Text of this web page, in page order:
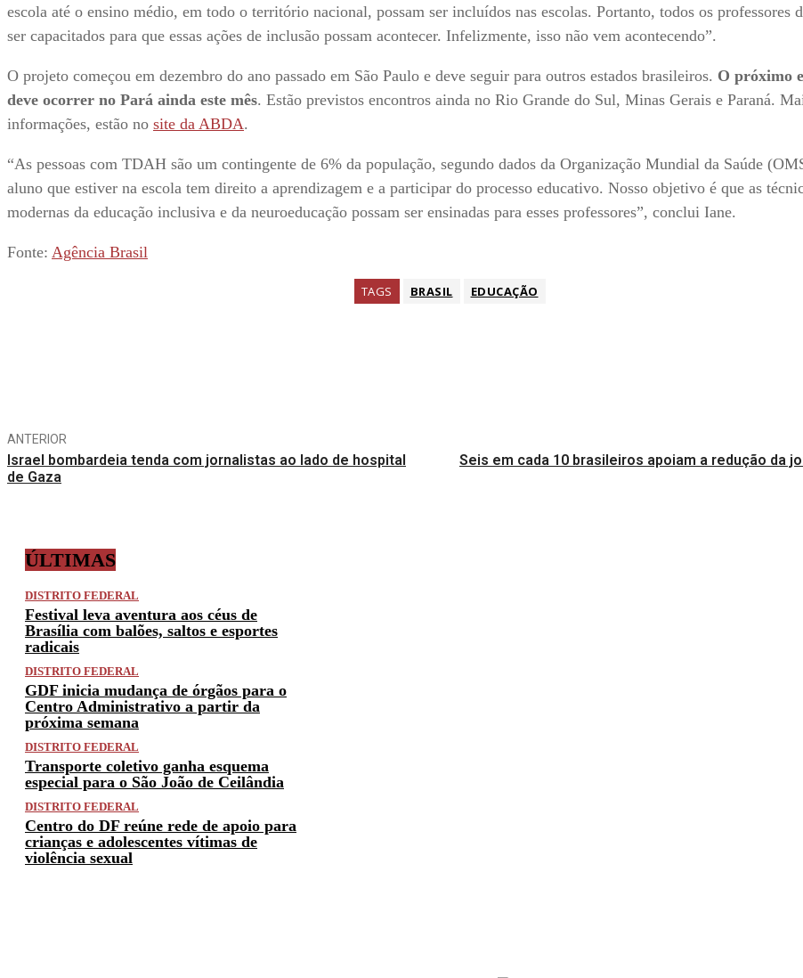
escola até o ensino médio, em todo o território nacional, possam ser incluídos nas escolas. Portanto, todos os professores
ser capacitados para que essas ações de inclusão possam acontecer. Infelizmente, isso não vem acontecendo”.
O projeto começou em dezembro do ano passado em São Paulo e deve seguir para outros estados brasileiros. O próximo
deve ocorrer no Pará ainda este mês. Estão previstos encontros ainda no Rio Grande do Sul, Minas Gerais e Paraná.
informações, estão no site da ABDA.
“As pessoas com TDAH são um contingente de 6% da população, segundo dados da Organização Mundial da Saúde
aluno que estiver na escola tem direito a aprendizagem e a participar do processo educativo. Nosso objetivo é que as
modernas da educação inclusiva e da neuroeducação possam ser ensinadas para esses professores”, conclui Iane.
Fonte: Agência Brasil
TAGS BRASIL EDUCAÇÃO
ANTERIOR
Israel bombardeia tenda com jornalistas ao lado de hospital
de Gaza
Seis em cada 10 brasileiros apoiam a redução da
ÚLTIMAS
DISTRITO FEDERAL
Festival leva aventura aos céus de
Brasília com balões, saltos e esportes
radicais
DISTRITO FEDERAL
GDF inicia mudança de órgãos para o
Centro Administrativo a partir da
próxima semana
DISTRITO FEDERAL
Transporte coletivo ganha esquema
especial para o São João de Ceilândia
DISTRITO FEDERAL
Centro do DF reúne rede de apoio para
crianças e adolescentes vítimas de
violência sexual